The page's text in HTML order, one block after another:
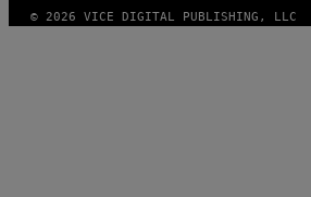
© 2026 VICE DIGITAL PUBLISHING, LLC